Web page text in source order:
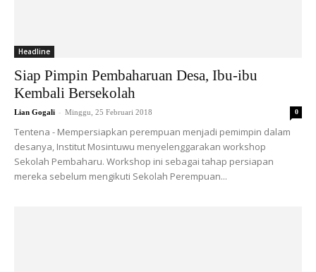
Headline
Siap Pimpin Pembaharuan Desa, Ibu-ibu
Kembali Bersekolah
Lian Gogali - Minggu, 25 Februari 2018 0
Tentena - Mempersiapkan perempuan menjadi pemimpin dalam
desanya, Institut Mosintuwu menyelenggarakan workshop
Sekolah Pembaharu. Workshop ini sebagai tahap persiapan
mereka sebelum mengikuti Sekolah Perempuan...